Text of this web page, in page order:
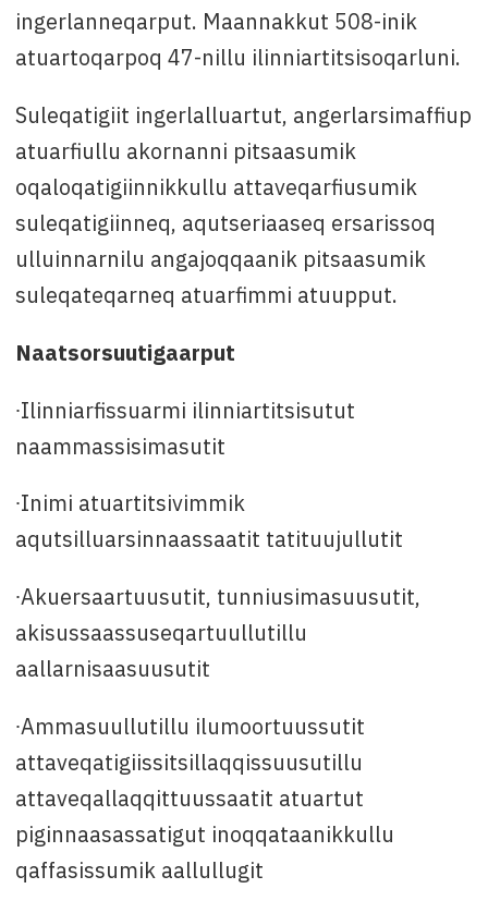
ingerlanneqarput. Maannakkut 508-inik
atuartoqarpoq 47-nillu ilinniartitsisoqarluni.
Suleqatigiit ingerlalluartut, angerlarsimaffiup
atuarfiullu akornanni pitsaasumik
oqaloqatigiinnikkullu attaveqarfiusumik
suleqatigiinneq, aqutseriaaseq ersarissoq
ulluinnarnilu angajoqqaanik pitsaasumik
suleqateqarneq atuarfimmi atuupput.
Naatsorsuutigaarput
∙Ilinniarfissuarmi ilinniartitsisutut
naammassisimasutit
∙Inimi atuartitsivimmik
aqutsilluarsinnaassaatit tatituujullutit
∙Akuersaartuusutit, tunniusimasuusutit,
akisussaassuseqartuullutillu
aallarnisaasuusutit
∙Ammasuullutillu ilumoortuussutit
attaveqatigiissitsillaqqissuusutillu
attaveqallaqqittuussaatit atuartut
piginnaasassatigut inoqqataanikkullu
qaffasissumik aallullugit